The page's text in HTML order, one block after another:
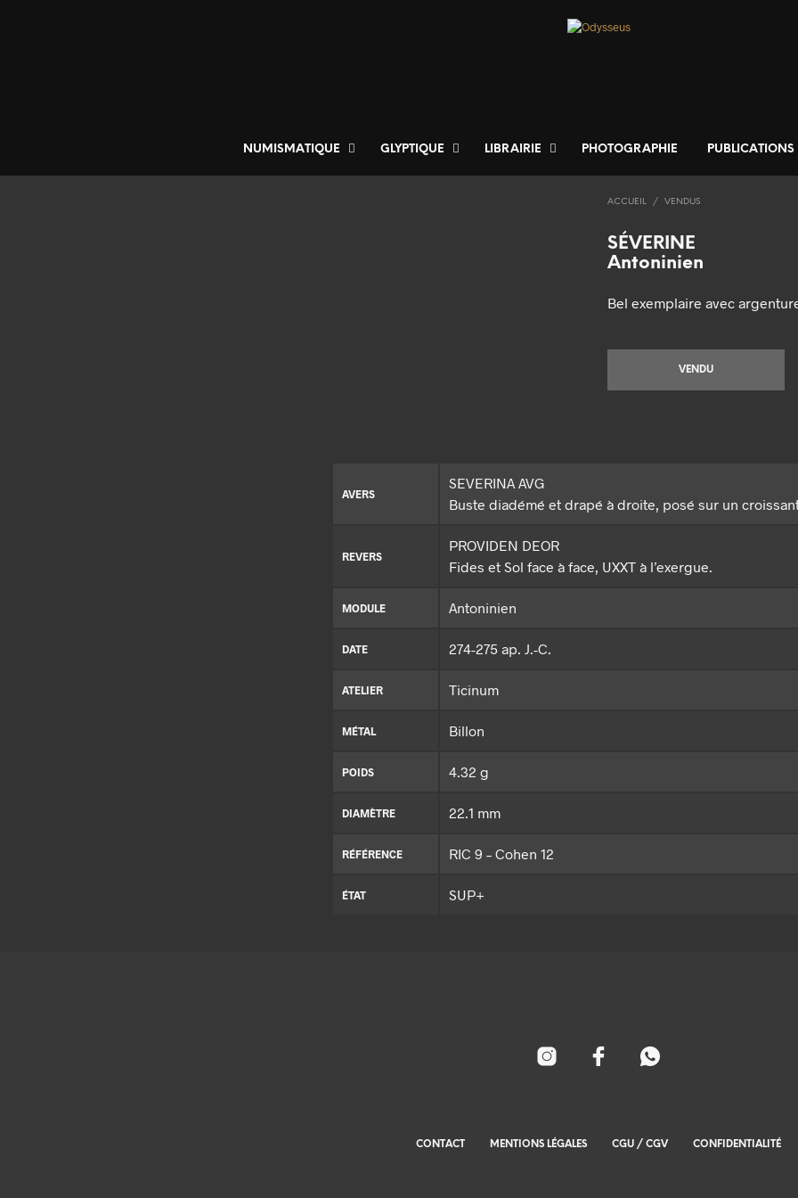
NUMISMATIQUE GLYPTIQUE LIBRAIRIE PHOTOGRAPHIE PUBLICATIONS
ACCUEIL / VENDUS
SÉVERINE
Antoninien
Bel exemplaire avec
VENDU
AVERS
SEVERINA AVG
Buste diadémé et drapé à droite, posé sur un
REVERS
PROVIDEN DEOR
Fides et Sol face à face, UXXT à l’exergue.
MODULE Antoninien
DATE 274-275 ap. J.-C.
ATELIER Ticinum
MÉTAL Billon
POIDS 4.32 g
DIAMÈTRE 22.1 mm
RÉFÉRENCE RIC 9 – Cohen 12
ÉTAT SUP+
CONTACT MENTIONS LÉGALES CGU / CGV CONFIDENTIALITÉ